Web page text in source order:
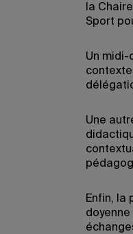
la
Sport
Un
Une
Enfin, la